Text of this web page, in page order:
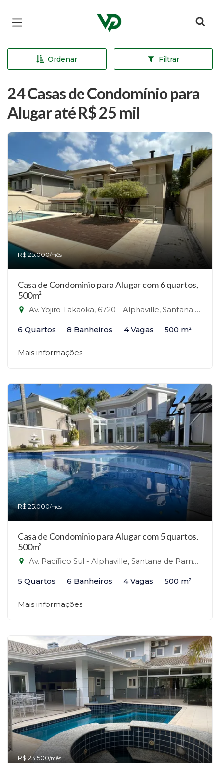
Página inicial
Ordenar Filtrar
24 Casas de Condomínio para
Alugar até R$ 25 mil
R$ 25.000/mês
Casa de Condomínio para Alugar com 6 quartos,
500m²
Av. Yojiro Takaoka, 6720 - Alphaville, Santana de Parnaíba-SP
6 Quartos 8 Banheiros 4 Vagas 500 m²
Mais informações
R$ 25.000/mês
Casa de Condomínio para Alugar com 5 quartos,
500m²
Av. Pacífico Sul - Alphaville, Santana de Parnaíba - SP - Alphaville, Santana de Parnaíba-SP
5 Quartos 6 Banheiros 4 Vagas 500 m²
Mais informações
R$ 23.500/mês